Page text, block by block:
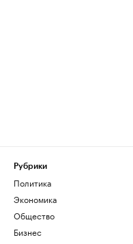
Рубрики
Политика
Экономика
Общество
Бизнес